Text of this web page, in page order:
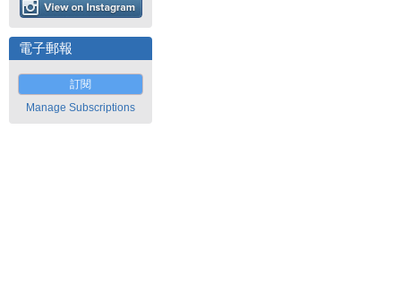
電子郵報
訂閱
Manage Subscriptions